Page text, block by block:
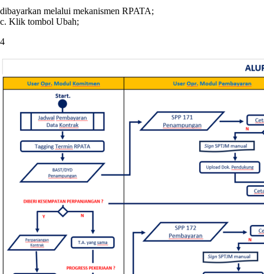
dibayarkan melalui mekanismen RPATA;
c. Klik tombol Ubah;
4